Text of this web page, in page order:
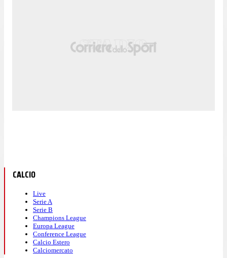
CALCIO
Live
Serie A
Serie B
Champions League
Europa League
Conference League
Calcio Estero
Calciomercato